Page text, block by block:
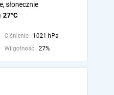
27°C
słonecznie
Ciśnienie: 1021 hPa
Wilgotność: 27%